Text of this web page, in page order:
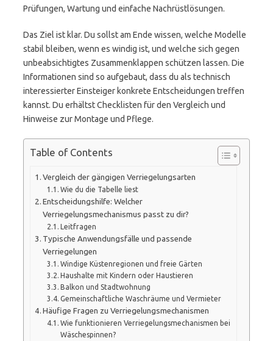
Prüfungen, Wartung und einfache Nachrüstlösungen.
Das Ziel ist klar. Du sollst am Ende wissen, welche Modelle
stabil bleiben, wenn es windig ist, und welche sich gegen
unbeabsichtigtes Zusammenklappen schützen lassen. Die
Informationen sind so aufgebaut, dass du als technisch
interessierter Einsteiger konkrete Entscheidungen treffen
kannst. Du erhältst Checklisten für den Vergleich und
Hinweise zur Montage und Pflege.
Table of Contents
Vergleich der gängigen Verriegelungsarten
Wie du die Tabelle liest
Entscheidungshilfe: Welcher
Verriegelungsmechanismus passt zu dir?
Leitfragen
Typische Anwendungsfälle und passende
Verriegelungen
Windige Küstenregionen und freie Gärten
Haushalte mit Kindern oder Haustieren
Balkon und Stadtwohnung
Gemeinschaftliche Waschräume und Vermieter
Häufige Fragen zu Verriegelungsmechanismen
Wie funktionieren Verriegelungsmechanismen bei
Wäschespinnen?